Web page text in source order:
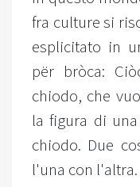
fra culture si
esplicitato in
për bròca:
chiodo, che
la figura di
chiodo. Due
l'una con l'altra.